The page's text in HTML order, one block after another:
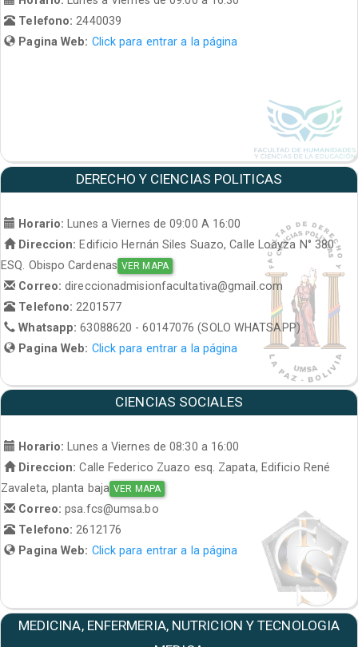
Telefono:2440039
Pagina Web: Click para entrar a la página
DERECHO Y CIENCIAS POLITICAS
Horario:
Lunes a Viernes de 09:00 A 16:00
Direccion: Edificio Hernán Siles Suazo, Calle Loayza N° 380
ESQ. Obispo Cardenas VER MAPA
Correo:direccionadmisionfacultativa@gmail.com
Telefono: 2201577
Whatsapp:63088620 - 60147076 (SOLO WHATSAPP)
Pagina Web: Click para entrar a la página
CIENCIAS SOCIALES
Horario:
Lunes a Viernes de 08:30 a 16:00
Direccion: Calle Federico Zuazo esq. Zapata, Edificio René
Zavaleta, planta baja VER MAPA
Correo:psa.fcs@umsa.bo
Telefono: 2612176
Pagina Web: Click para entrar a la página
MEDICINA, ENFERMERIA, NUTRICION Y TECNOLOGIA